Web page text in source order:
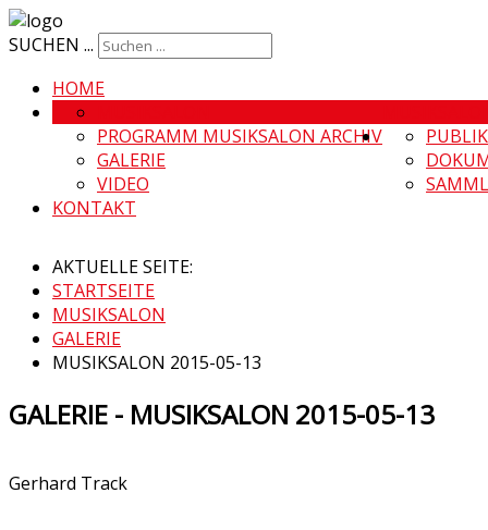
SUCHEN ...
HOME
PROGRAMM MUSIKSALON ARCHIV
GALERIE
VIDEO
KONTAKT
AKTUELLE SEITE:
STARTSEITE
MUSIKSALON
GALERIE
MUSIKSALON 2015-05-13
GALERIE - MUSIKSALON 2015-05-13
Gerhard Track